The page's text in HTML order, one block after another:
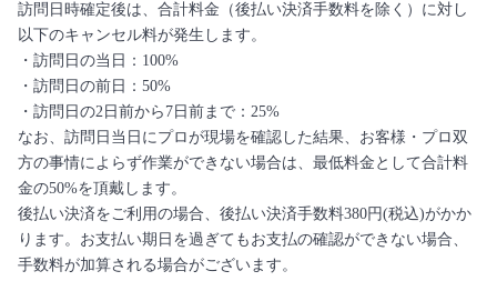
訪問日時確定後は、合計料金（後払い決済手数料を除く）に対し
以下のキャンセル料が発生します。
・訪問日の当日：100%
・訪問日の前日：50%
・訪問日の2日前から7日前まで：25%
なお、訪問日当日にプロが現場を確認した結果、お客様・プロ双
方の事情によらず作業ができない場合は、最低料金として合計料
金の50%を頂戴します。
後払い決済をご利用の場合、後払い決済手数料380円(税込)がかか
ります。お支払い期日を過ぎてもお支払の確認ができない場合、
手数料が加算される場合がございます。